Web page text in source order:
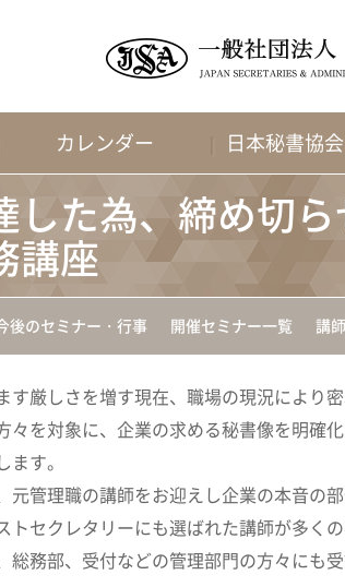
カレンダー 日本秘書協
した為、締め切
講座
後のセミナー・行事 開催セミナー一覧 講
す厳しさを増す現在、職場の現況により
々を対象に、企業の求める秘書像を明確
す。
元管理職の講師をお迎えし企業の本音
トセクレタリーにも選ばれた講師が多く
務部、受付などの管理部門の方々にも受